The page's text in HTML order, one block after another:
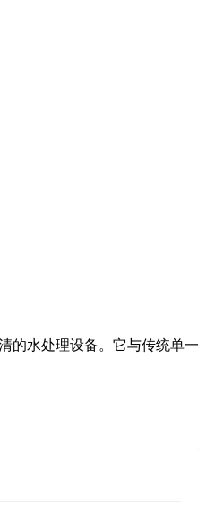
的水处理设备。它与传统单一